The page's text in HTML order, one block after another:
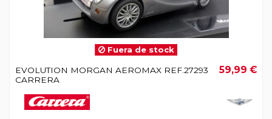
Fuera de stock
EVOLUTION MORGAN AEROMAX REF.27293
CARRERA
59,99 €